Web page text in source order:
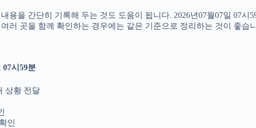
용을 간단히 기록해 두는 것도 도움이 됩니다. 2026년07월07일 07
러 곳을 함께 확인하는 경우에는 같은 기준으로 정리하는 것이 좋습
07시59분
상황 전달
인